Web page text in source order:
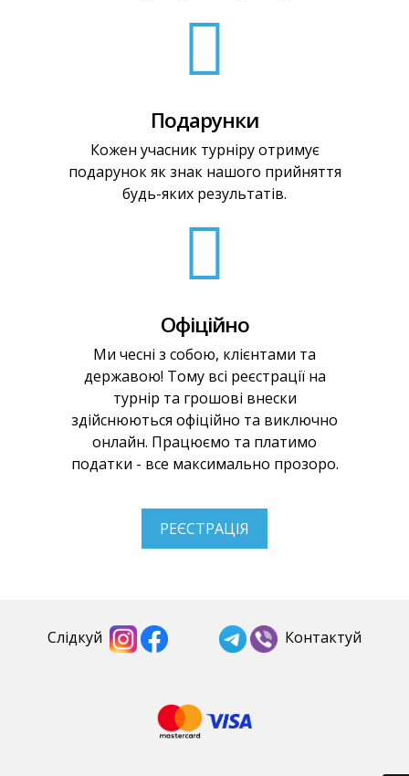
Подарунки
Кожен учасник турніру отримує
подарунок як знак нашого прийняття
будь-яких результатів.
Офіційно
Ми чесні з собою, клієнтами та
державою! Тому всі реєстрації на
турнір та грошові внески
здійснюються офіційно та виключно
онлайн. Працюємо та платимо
податки - все максимально прозоро.
РЕЄСТРАЦІЯ
Слідкуй Контактуй